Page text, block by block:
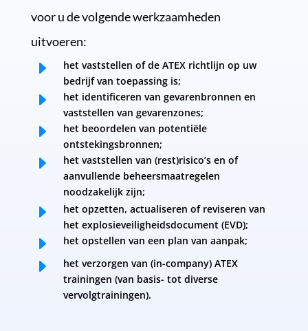
voor u de volgende werkzaamheden
uitvoeren:
E
het vaststellen of de ATEX richtlijn op uw
bedrijf van toepassing is;
E
het identificeren van gevarenbronnen en
vaststellen van gevarenzones;
E
het beoordelen van potentiële
ontstekingsbronnen;
E
het vaststellen van (rest)risico’s en of
aanvullende beheersmaatregelen
noodzakelijk zijn;
E
het opzetten, actualiseren of reviseren van
het explosieveiligheidsdocument (EVD);
E het opstellen van een plan van aanpak;
E
het verzorgen van (in-company) ATEX
trainingen (van basis- tot diverse
vervolgtrainingen).